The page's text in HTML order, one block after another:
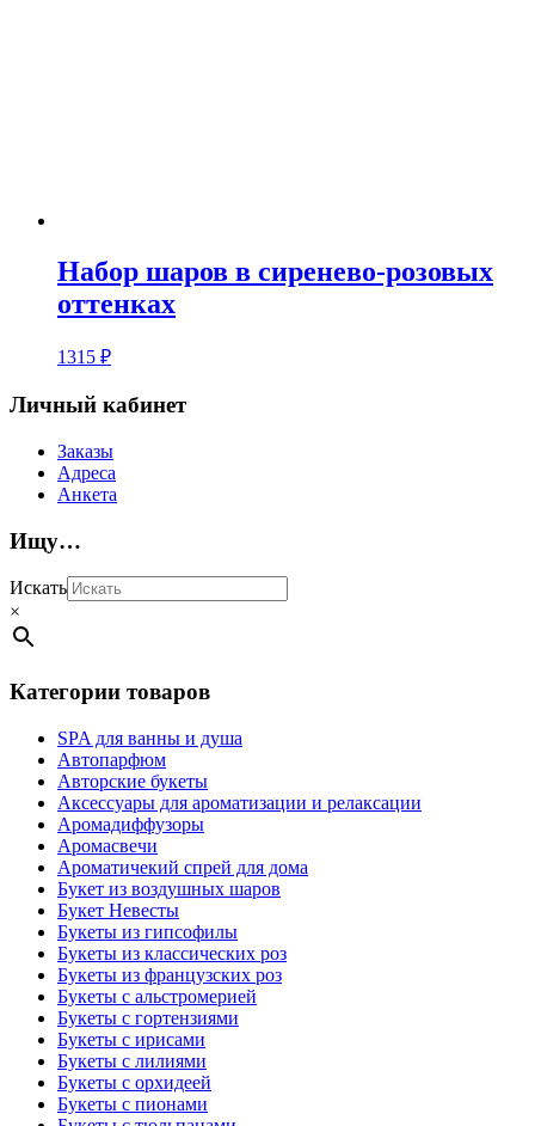
Набор шаров в сиренево-розовых
оттенках
1315 ₽
Личный кабинет
Заказы
Адреса
Анкета
Ищу…
Искать
×
Категории товаров
SPA для ванны и душа
Автопарфюм
Авторские букеты
Аксессуары для ароматизации и релаксации
Аромадиффузоры
Аромасвечи
Ароматичекий спрей для дома
Букет из воздушных шаров
Букет Невесты
Букеты из гипсофилы
Букеты из классических роз
Букеты из французских роз
Букеты с альстромерией
Букеты с гортензиями
Букеты с ирисами
Букеты с лилиями
Букеты с орхидеей
Букеты с пионами